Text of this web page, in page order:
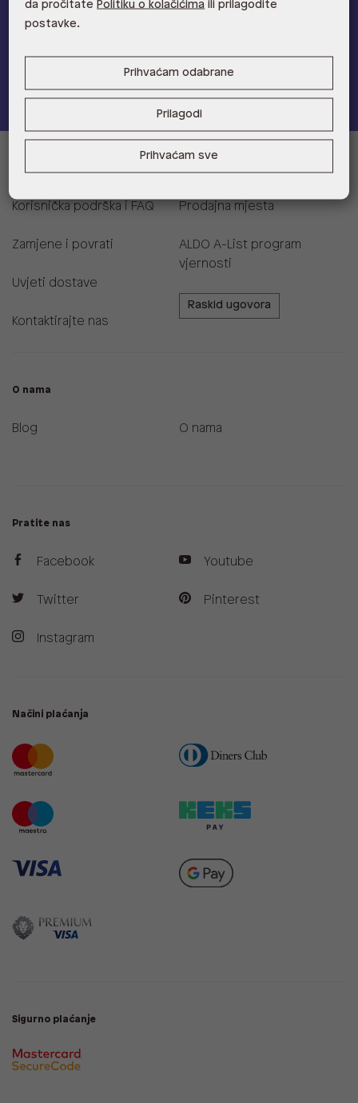
na novu kolekciju!
Pridružite se
Korisnička podrška i FAQ
Zamjene i povrati
Uvjeti dostave
Kontaktirajte nas
Prodajna mjesta
ALDO A-List program
vjernosti
Raskid ugovora
O nama
Blog O nama
Pratite nas
Facebook
Twitter
Instagram
Youtube
Pinterest
Načini plaćanja
Sigurno plaćanje
da pročitate Politiku o kolačićima ili prilagodite
postavke.
Prihvaćam odabrane
Prilagodi
Prihvaćam sve